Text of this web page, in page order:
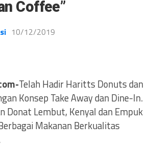
Coffee”
10/12/2019
Telah Hadir Haritts Donuts dan
Konsep Take Away dan Dine-ln.
Donat Lembut, Kenyal dan Empuk
Makanan Berkualitas